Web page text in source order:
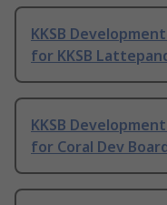
KKSB
for KKSB
KKSB
for Coral Dev